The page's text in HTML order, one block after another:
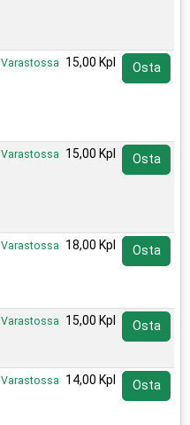
Varastossa 15,00 Kpl Osta
Varastossa 15,00 Kpl Osta
Varastossa 18,00 Kpl Osta
Varastossa 15,00 Kpl Osta
Varastossa 14,00 Kpl Osta